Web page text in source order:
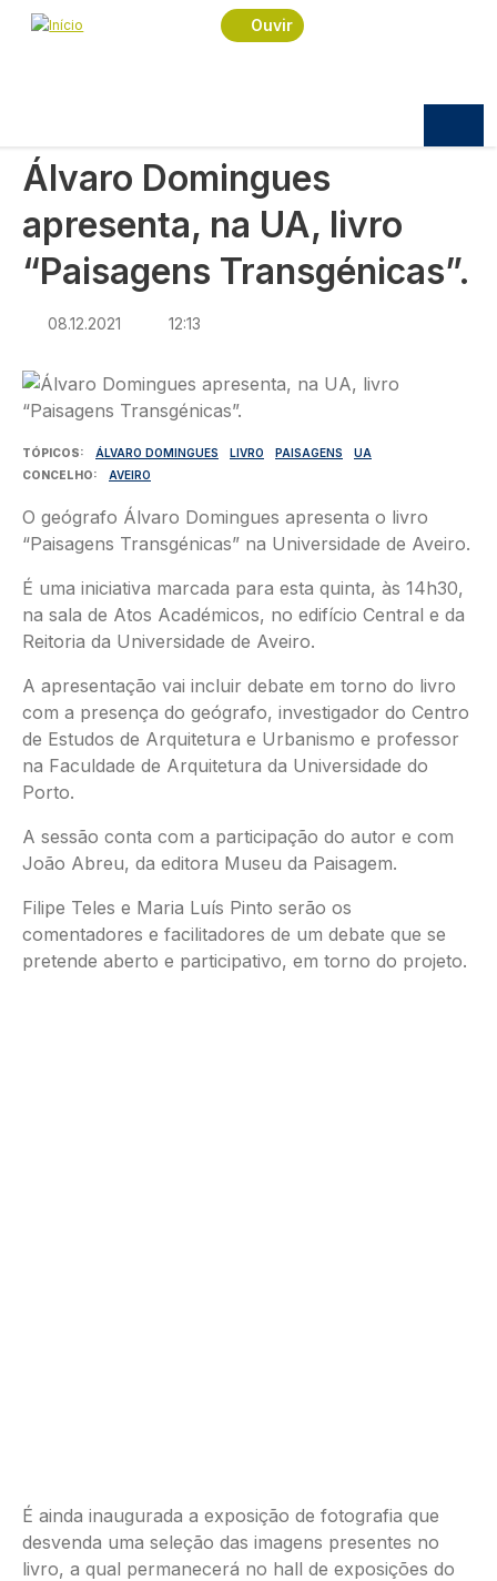
Passar para o conteúdo principal
Ouvir
Navegação estrutural
Início
Sociedade
Álvaro Domingues apresenta, na UA, livro
Álvaro Domingues
apresenta, na UA, livro
“Paisagens Transgénicas”.
08.12.2021 12:13
Imagem
TÓPICOS ÁLVARO DOMINGUES LIVRO PAISAGENS
UA
CONCELHO
AVEIRO
O geógrafo Álvaro Domingues apresenta o livro
“Paisagens Transgénicas” na Universidade de Aveiro.
É uma iniciativa marcada para esta quinta, às 14h30,
na sala de Atos Académicos, no edifício Central e da
Reitoria da Universidade de Aveiro.
A apresentação vai incluir debate em torno do livro
com a presença do geógrafo, investigador do Centro
de Estudos de Arquitetura e Urbanismo e professor
na Faculdade de Arquitetura da Universidade do
Porto.
A sessão conta com a participação do autor e com
João Abreu, da editora Museu da Paisagem.
Filipe Teles e Maria Luís Pinto serão os
comentadores e facilitadores de um debate que se
pretende aberto e participativo, em torno do projeto.
É ainda inaugurada a exposição de fotografia que
desvenda uma seleção das imagens presentes no
livro, a qual permanecerá no hall de exposições do